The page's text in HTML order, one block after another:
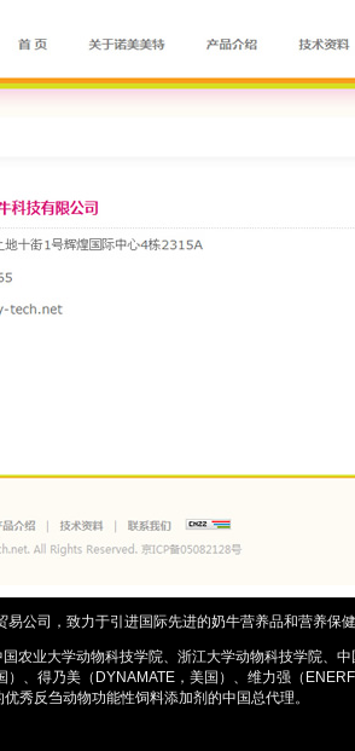
公司，致力于引进国际先进的奶牛营养品和营养保
农业大学动物科技学院、浙江大学动物科技学院、
、得乃美（DYNAMATE，美国）、维力强（
秀反刍动物功能性饲料添加剂的中国总代理。